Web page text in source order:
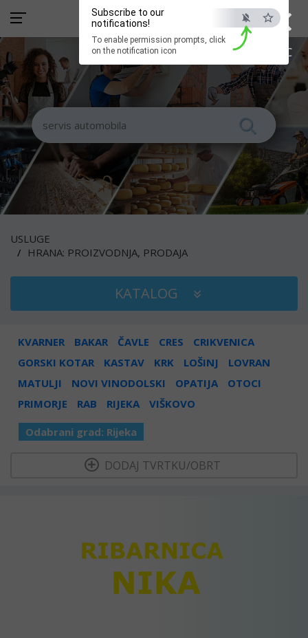
×
ESC
Subscribe to our
notifications!
To enable permission prompts, click
on the notification icon
USLUGE
HRANA: PROIZVODNJA, PRODAJA
KATALOG
KVARNER BAKAR ČAVLE CRES
CRIKVENICA
GORSKI KOTAR
KASTAV KRK LOŠINJ
LOVRAN
MATULJI
NOVI VINODOLSKI OPATIJA
OTOCI
PRIMORJE
RAB RIJEKA VIŠKOVO
Odabrani grad: Rijeka
DODAJ TVRTKU/OBRT